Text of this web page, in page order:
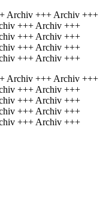
Archiv +++ Archiv +++
+++ Archiv +++
+++ Archiv +++
+++ Archiv +++
+++ Archiv +++
Archiv +++ Archiv +++
+++ Archiv +++
+++ Archiv +++
+++ Archiv +++
+++ Archiv +++